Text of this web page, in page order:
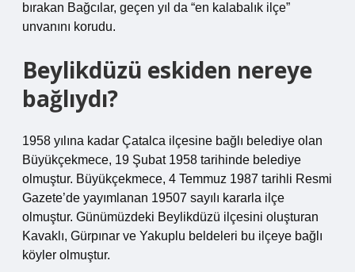
bırakan Bağcılar, geçen yıl da “en kalabalık ilçe”
unvanını korudu.
Beylikdüzü eskiden nereye
bağlıydı?
1958 yılına kadar Çatalca ilçesine bağlı belediye olan
Büyükçekmece, 19 Şubat 1958 tarihinde belediye
olmuştur. Büyükçekmece, 4 Temmuz 1987 tarihli Resmi
Gazete’de yayımlanan 19507 sayılı kararla ilçe
olmuştur. Günümüzdeki Beylikdüzü ilçesini oluşturan
Kavaklı, Gürpınar ve Yakuplu beldeleri bu ilçeye bağlı
köyler olmuştur.